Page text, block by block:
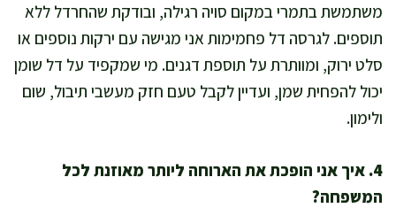
משתמשת בתמרי במקום סויה רגילה, ובודקת שהחרדל ללא
תוספים. לגרסה דל פחמימות אני מגישה עם ירקות נוספים או
סלט ירוק, ומוותרת על תוספת דגנים. מי שמקפיד על דל שומן
יכול להפחית שמן, ועדיין לקבל טעם חזק מעשבי תיבול, שום
ולימון.
4. איך אני הופכת את הארוחה ליותר מאוזנת לכל
המשפחה?